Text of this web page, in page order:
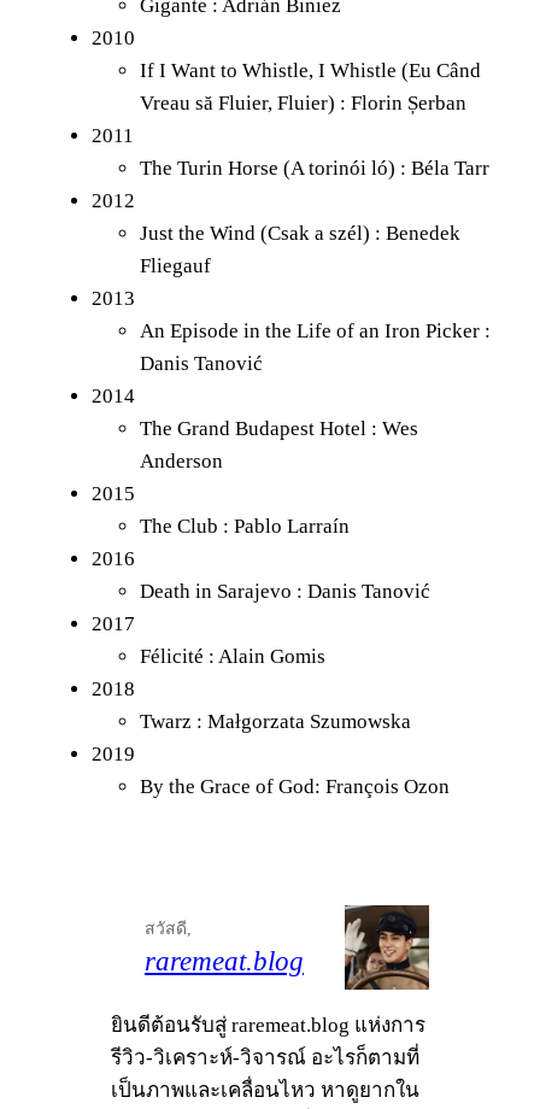
Gigante : Adrián Biniez
2010
If I Want to Whistle, I Whistle (Eu Când
Vreau să Fluier, Fluier) : Florin Șerban
2011
The Turin Horse (A torinói ló) : Béla Tarr
2012
Just the Wind (Csak a szél) : Benedek
Fliegauf
2013
An Episode in the Life of an Iron Picker :
Danis Tanović
2014
The Grand Budapest Hotel : Wes
Anderson
2015
The Club : Pablo Larraín
2016
Death in Sarajevo : Danis Tanović
2017
Félicité : Alain Gomis
2018
Twarz : Małgorzata Szumowska
2019
By the Grace of God: François Ozon
สวัสดี,
raremeat.blog
ยินดีต้อนรับสู่ raremeat.blog แห่งการ
รีวิว-วิเคราะห์-วิจารณ์ อะไรก็ตามที่
เป็นภาพและเคลื่อนไหว หาดูยากใน